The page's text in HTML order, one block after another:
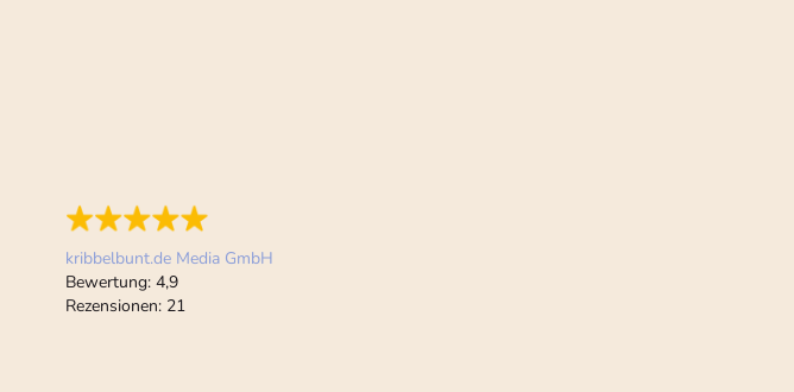
kribbelbunt.de Media GmbH
Bewertung: 4,9
Rezensionen: 21